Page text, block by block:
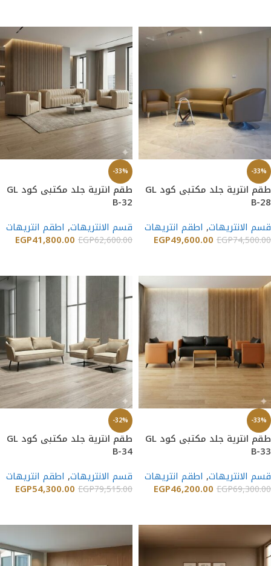
-33%
طقم انترية جلد مكتبى كود GL
B-28
قسم الانتريهات, اطقم انتريهات
EGP74,500.00
EGP49,600.00
-33%
طقم انترية جلد مكتبى كود GL
B-32
قسم الانتريهات, اطقم انتريهات
EGP62,600.00
EGP41,800.00
-33%
طقم انترية جلد مكتبى كود GL
B-33
قسم الانتريهات, اطقم انتريهات
EGP69,300.00
EGP46,200.00
-32%
طقم انترية جلد مكتبى كود GL
B-34
قسم الانتريهات, اطقم انتريهات
EGP79,515.00
EGP54,300.00